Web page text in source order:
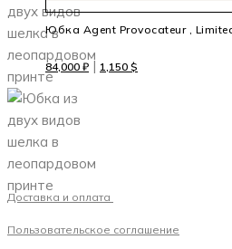
Юбка Agent Provocateur ,
84,000 ₽ | 1,150 $
Доставка и оплата
Пользовательское соглашение